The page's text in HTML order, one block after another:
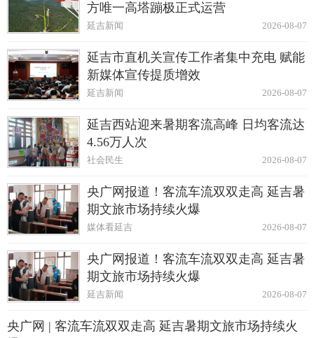
方唯一高塔蹦极正式运营
2026-08-07
延吉新闻
延吉市直机关宣传工作者集中充电 赋能
新媒体宣传提质增效
2026-08-07
延吉新闻
延吉西站迎来暑期客流高峰 日均客流达
4.56万人次
2026-08-07
社会民生
央广网报道！客流车流双双走高 延吉暑
期文旅市场持续火爆
2026-08-07
媒体看延吉
央广网报道！客流车流双双走高 延吉暑
期文旅市场持续火爆
2026-08-07
延吉新闻
央广网 | 客流车流双双走高 延吉暑期文旅市场持续火